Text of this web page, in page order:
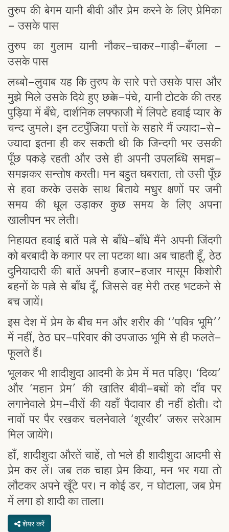
तुरुप की बेगम यानी बीवी और प्रेम करने के लिए प्रेमिका
- उसके पास
तुरुप का गुलाम यानी नौकर-चाकर-गाड़ी-बँगला -
उसके पास
लब्बो-लुवाब यह कि तुरुप के सारे पत्ते उसके पास और
मुझे मिले उसके दिये हुए छक्के-पंचे, यानी टोटके की तरह
पुड़िया में बँधे, दार्शनिक लफ्फाजी में लिपटे हवाई प्यार के
चन्द जुमले। इन टटपुँजिया पत्तों के सहारे मैं ज्यादा-से-
ज्यादा इतना ही कर सकती थी कि जिन्दगी भर उसकी
पूँछ पकड़े रहती और उसे ही अपनी उपलब्धि समझ-
समझकर सन्तोष करती। मन बहुत घबराता, तो उसी पूँछ
से हवा करके उसके साथ बिताये मधुर क्षणों पर जमी
समय की धूल उड़ाकर कुछ समय के लिए अपना
खालीपन भर लेती।
निहायत हवाई बातें पल्ले से बाँधे-बाँधे मैंने अपनी जिंदगी
को बरबादी के कगार पर ला पटका था। अब चाहती हूँ, ठेठ
दुनियादारी की बातें अपनी हजार-हजार मासूम किशोरी
बहनों के पल्ले से बाँध दूँ, जिससे वह मेरी तरह भटकने से
बच जायें।
इस देश में प्रेम के बीच मन और शरीर की ‘‘पवित्र भूमि’’
में नहीं, ठेठ घर-परिवार की उपजाऊ भूमि से ही फलते-
फूलते हैं।
भूलकर भी शादीशुदा आदमी के प्रेम में मत पड़िए। ‘दिव्य’
और ‘महान प्रेम’ की खातिर बीवी-बच्चों को दाँव पर
लगानेवाले प्रेम-वीरों की यहाँ पैदावार ही नहीं होती। दो
नावों पर पैर रखकर चलनेवाले ‘शूरवीर’ जरूर सरेआम
मिल जायेंगे।
हाँ, शादीशुदा औरतें चाहें, तो भले ही शादीशुदा आदमी से
प्रेम कर लें। जब तक चाहा प्रेम किया, मन भर गया तो
लौटकर अपने खूँटे पर। न कोई डर, न घोटाला, जब प्रेम
में लगा हो शादी का ताला।
शेयर करें